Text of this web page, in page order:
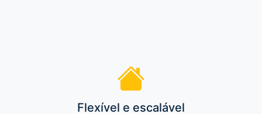
Flexível e escalável